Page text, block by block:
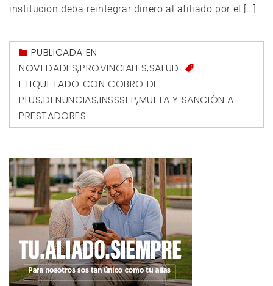
institución deba reintegrar dinero al afiliado por el […]
PUBLICADA EN
NOVEDADES,PROVINCIALES,SALUD
ETIQUETADO CON COBRO DE
PLUS,DENUNCIAS,INSSSEP,MULTA Y SANCIÓN A
PRESTADORES